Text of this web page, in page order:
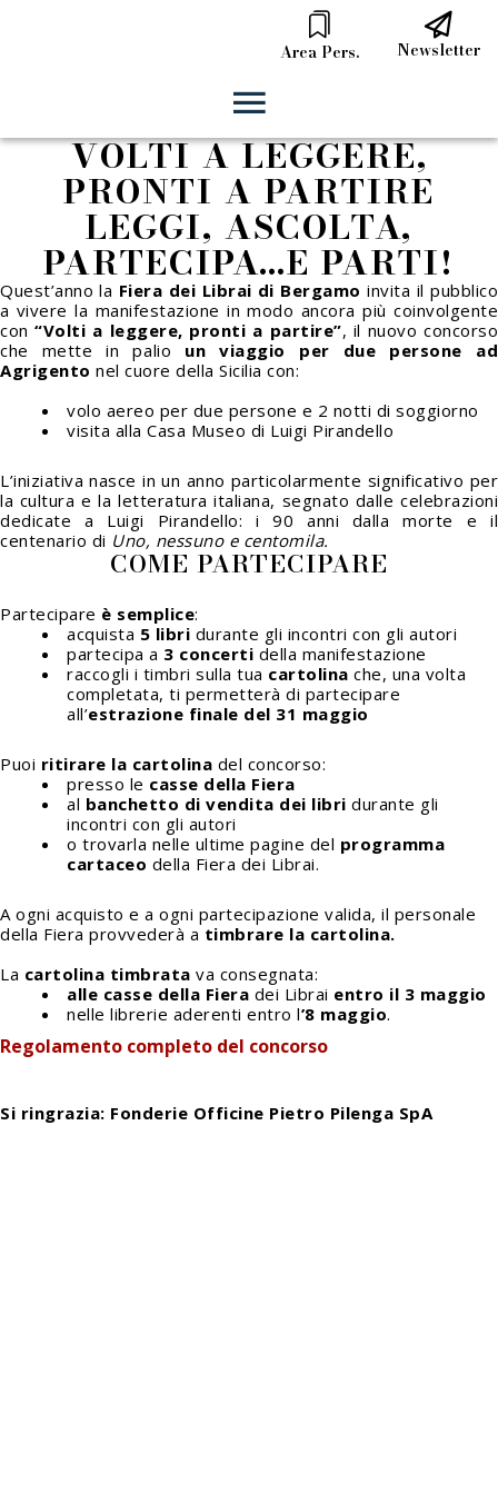
Area Pers. Newsletter
VOLTI A LEGGERE,
PRONTI A PARTIRE
LEGGI, ASCOLTA,
PARTECIPA…E PARTI!
Quest’anno la Fiera dei Librai di Bergamoinvita il pubblico
a vivere la manifestazione in modo ancora più coinvolgente
con“Volti a leggere, pronti a partire”, il nuovo concorso
che mette in palio un viaggio per due persone ad
Agrigento nel cuore della Sicilia con:
volo aereo per due persone e 2 notti di soggiorno
visita alla Casa Museo di Luigi Pirandello
L’iniziativa nasce in un anno particolarmente significativo per
la cultura e la letteratura italiana, segnato dalle celebrazioni
dedicate a Luigi Pirandello: i 90 anni dalla morte e il
centenario di Uno, nessuno e centomila.
COME PARTECIPARE
Partecipare è semplice:
acquista 5 libri durante gli incontri con gli autori
partecipa a 3 concerti della manifestazione
raccogli i timbri sulla tua cartolina che, una volta
completata, ti permetterà di partecipare
all’estrazione finale del 31 maggio
Puoi ritirare la cartolina del concorso:
presso le casse della Fiera
al banchetto di vendita dei libri durante gli
incontri con gli autori
o trovarla nelle ultime pagine del programma
cartaceo della Fiera dei Librai.
A ogni acquisto e a ogni partecipazione valida, il personale
della Fiera provvederà a timbrare la cartolina.
La cartolina timbrata va consegnata:
alle casse della Fiera dei Librai entro il 3 maggio
nelle librerie aderenti entro l’8 maggio.
Regolamento completo del concorso
Si ringrazia: Fonderie Officine Pietro Pilenga SpA